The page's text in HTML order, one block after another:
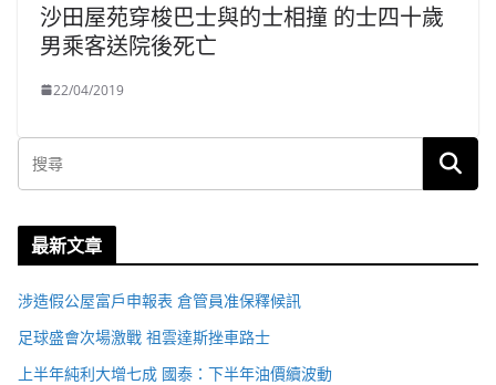
沙田屋苑穿梭巴士與的士相撞 的士四十歲
男乘客送院後死亡
22/04/2019
最新文章
涉造假公屋富戶申報表 倉管員准保釋候訊
足球盛會次場激戰 祖雲達斯挫車路士
上半年純利大增七成 國泰：下半年油價續波動